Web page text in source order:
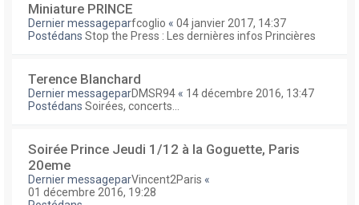
Miniature PRINCE
Dernier messageparfcoglio « 04 janvier 2017, 14:37
Postédans Stop the Press : Les dernières infos Princières
Terence Blanchard
Dernier messageparDMSR94 « 14 décembre 2016, 13:47
Postédans Soirées, concerts...
Soirée Prince Jeudi 1/12 à la Goguette, Paris
20eme
Dernier messageparVincent2Paris «
01 décembre 2016, 19:28